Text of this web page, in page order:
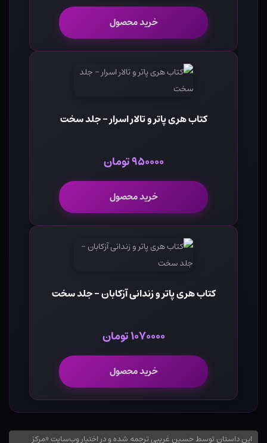
خرید محصول
کتاب هری پاتر و تالار اسرار - جلد سخت
۹۵۰۰۰۰ تومان
خرید محصول
کتاب هری پاتر و زندانی آزکابان - جلد سخت
۱۰۷۰۰۰۰ تومان
خرید محصول
این داستان توسط حسین غریبی ترجمه شده و در اختیار وب‌سایت «مرکز